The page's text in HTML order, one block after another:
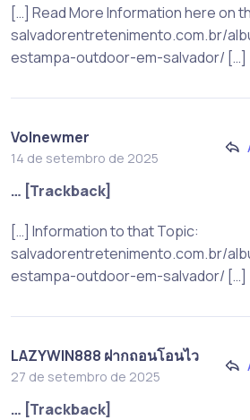
[…] Read More Information here on
salvadorentretenimento.com.br/
estampa-outdoor-em-salvador/ […]
Volnewmer
14 de setembro de 2025
… [Trackback]
[…] Information to that Topic:
salvadorentretenimento.com.br/
estampa-outdoor-em-salvador/ […]
LAZYWIN888 ฝากถอนโอนไว
27 de setembro de 2025
… [Trackback]